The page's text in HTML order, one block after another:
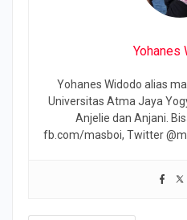
Yohanes
Yohanes Widodo alias
Universitas Atma Jaya
Anjelie dan Anjani.
fb.com/masboi, Twitter